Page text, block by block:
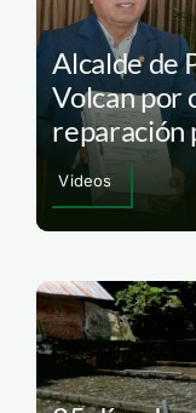
Alcalde de
Volcan por
reparación
Videos